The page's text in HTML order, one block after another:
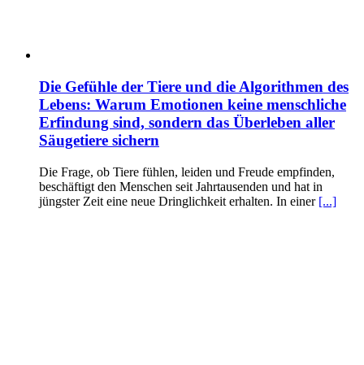
Die Gefühle der Tiere und die Algorithmen des
Lebens: Warum Emotionen keine menschliche
Erfindung sind, sondern das Überleben aller
Säugetiere sichern
Die Frage, ob Tiere fühlen, leiden und Freude empfinden,
beschäftigt den Menschen seit Jahrtausenden und hat in
jüngster Zeit eine neue Dringlichkeit erhalten. In einer [...]